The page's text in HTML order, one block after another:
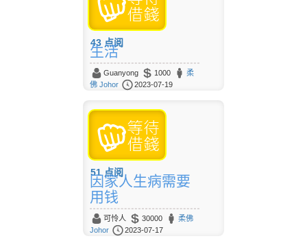
43 点阅
生活
Guanyong 1000
柔
佛 Johor
2023-07-19
51点阅
因家人生病需要
用钱
可怜人 30000
柔佛
Johor
2023-07-17